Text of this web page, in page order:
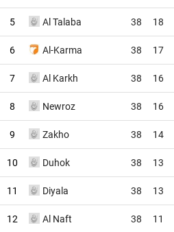
5 Al Talaba 38 18
6 Al-Karma 38 17
7 Al Karkh 38 16
8 Newroz 38 16
9 Zakho 38 14
10 Duhok 38 13
11 Diyala 38 13
12 Al Naft 38 11